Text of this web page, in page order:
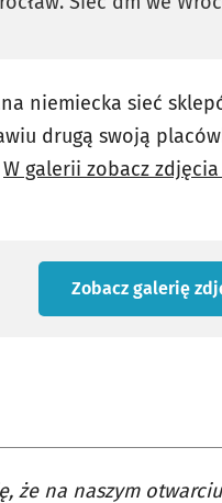
niemiecka sieć
drugą swoją
W galerii zobacz
Zobacz galerię
że na naszym